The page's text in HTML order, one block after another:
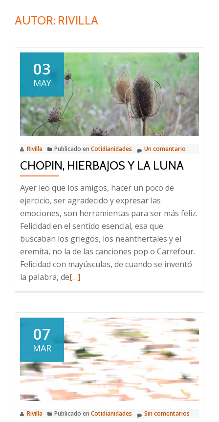
AUTOR: RIVILLA
03
MAY
Rivilla Publicado en Cotidianidades Un comentario
CHOPIN, HIERBAJOS Y LA LUNA
Ayer leo que los amigos, hacer un poco de
ejercicio, ser agradecido y expresar las
emociones, son herramientas para ser más feliz.
Felicidad en el sentido esencial, esa que
buscaban los griegos, los neanthertales y el
eremita, no la de las canciones pop o Carrefour.
Felicidad con mayúsculas, de cuando se inventó
la palabra, deLeer
hierbajos
y
la
luna
[…]
07
MAR
Rivilla Publicado en Cotidianidades Sin comentarios